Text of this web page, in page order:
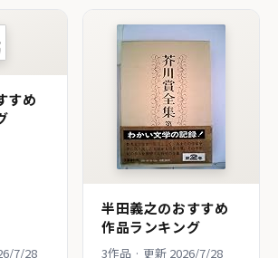
すめ
7/28
半田義之のおすすめ
作品ランキング
3作品 · 更新 2026/7/28